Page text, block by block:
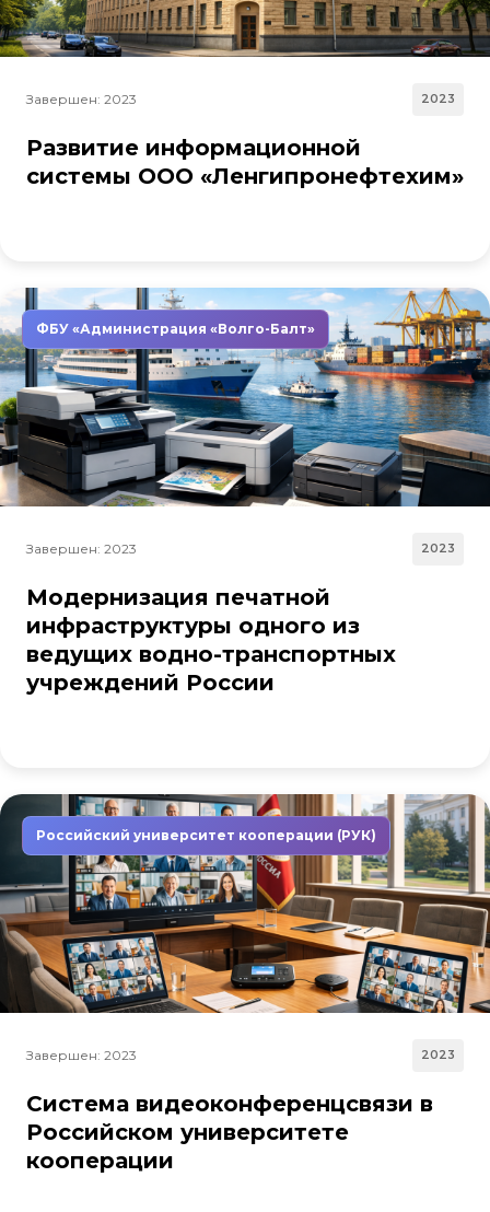
Завершен: 2023 2023
Развитие информационной
системы ООО «Ленгипронефтехим»
ФБУ «Администрация «Волго-Балт»
Завершен: 2023 2023
Модернизация печатной
инфраструктуры одного из
ведущих водно-транспортных
учреждений России
Российский университет кооперации (РУК)
Завершен: 2023 2023
Система видеоконференцсвязи в
Российском университете
кооперации